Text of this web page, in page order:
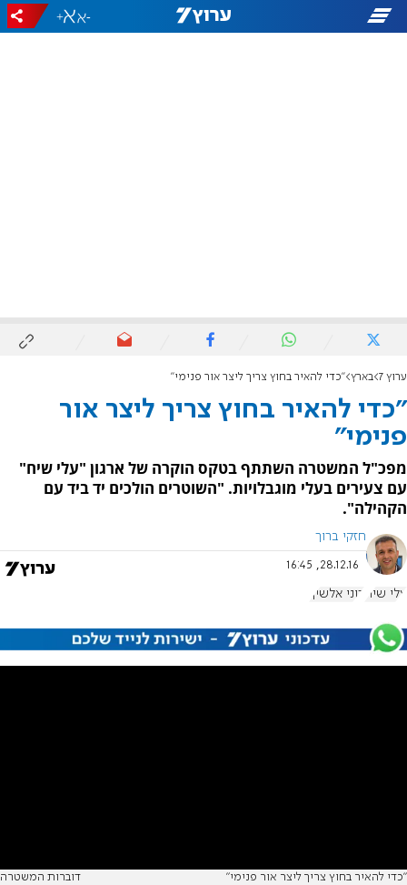
-
+
ערוץ 7 בארץ "כדי להאיר בחוץ צריך ליצר אור פנימי"
"כדי להאיר בחוץ צריך ליצר אור
פנימי"
מפכ"ל המשטרה השתתף בטקס הוקרה של ארגון "עלי שיח"
עם צעירים בעלי מוגבלויות. "השוטרים הולכים יד ביד עם
הקהילה".
חזקי ברוך
28.12.16, 16:45
עלי שיח רוני אלשיך
"כדי להאיר בחוץ צריך ליצר אור פנימי" דוברות המשטרה